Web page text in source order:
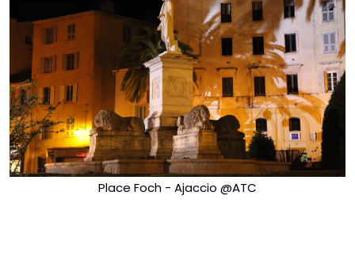
Place Foch - Ajaccio @ATC